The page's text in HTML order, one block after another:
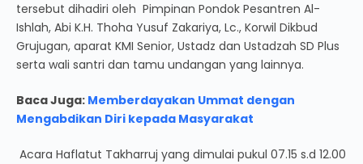
tersebut dihadiri oleh Pimpinan Pondok Pesantren Al-
Ishlah, Abi K.H. Thoha Yusuf Zakariya, Lc., Korwil Dikbud
Grujugan, aparat KMI Senior, Ustadz dan Ustadzah SD Plus
serta wali santri dan tamu undangan yang lainnya.
Baca Juga: Memberdayakan Ummat dengan
Mengabdikan Diri kepada Masyarakat
Acara Haflatut Takharruj yang dimulai pukul 07.15 s.d 12.00